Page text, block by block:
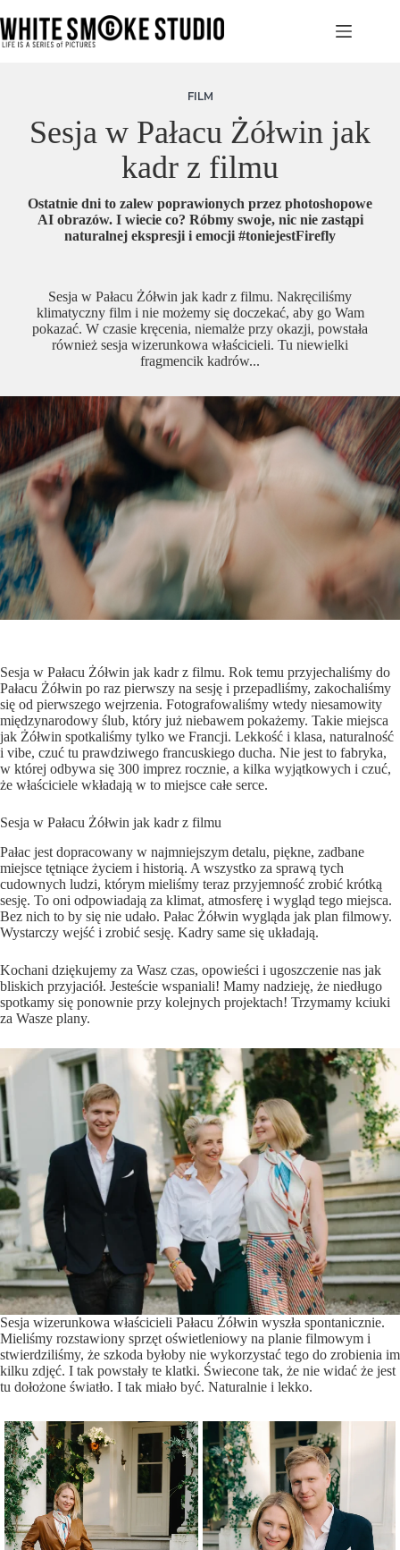
do
treści
FILM
Sesja w Pałacu Żółwin jak
kadr z filmu
Ostatnie dni to zalew poprawionych przez photoshopowe
AI obrazów. I wiecie co? Róbmy swoje, nic nie zastąpi
naturalnej ekspresji i emocji #toniejestFirefly
Sesja w Pałacu Żółwin jak kadr z filmu. Nakręciliśmy
klimatyczny film i nie możemy się doczekać, aby go Wam
pokazać. W czasie kręcenia, niemalże przy okazji, powstała
również sesja wizerunkowa właścicieli. Tu niewielki
fragmencik kadrów...
Sesja w Pałacu Żółwin jak kadr z filmu. Rok temu przyjechaliśmy do
Pałacu Żółwin po raz pierwszy na sesję i przepadliśmy, zakochaliśmy
się od pierwszego wejrzenia. Fotografowaliśmy wtedy niesamowity
międzynarodowy ślub, który już niebawem pokażemy. Takie miejsca
jak Żółwin spotkaliśmy tylko we Francji. Lekkość i klasa, naturalność
i vibe, czuć tu prawdziwego francuskiego ducha. Nie jest to fabryka,
w której odbywa się 300 imprez rocznie, a kilka wyjątkowych i czuć,
że właściciele wkładają w to miejsce całe serce.
Sesja w Pałacu Żółwin jak kadr z filmu
Pałac jest dopracowany w najmniejszym detalu, piękne, zadbane
miejsce tętniące życiem i historią. A wszystko za sprawą tych
cudownych ludzi, którym mieliśmy teraz przyjemność zrobić krótką
sesję. To oni odpowiadają za klimat, atmosferę i wygląd tego miejsca.
Bez nich to by się nie udało. Pałac Żółwin wygląda jak plan filmowy.
Wystarczy wejść i zrobić sesję. Kadry same się układają.
Kochani dziękujemy za Wasz czas, opowieści i ugoszczenie nas jak
bliskich przyjaciół. Jesteście wspaniali! Mamy nadzieję, że niedługo
spotkamy się ponownie przy kolejnych projektach! Trzymamy kciuki
za Wasze plany.
Sesja wizerunkowa właścicieli Pałacu Żółwin wyszła spontanicznie.
Mieliśmy rozstawiony sprzęt oświetleniowy na planie filmowym i
stwierdziliśmy, że szkoda byłoby nie wykorzystać tego do zrobienia im
kilku zdjęć. I tak powstały te klatki. Świecone tak, że nie widać że jest
tu dołożone światło. I tak miało być. Naturalnie i lekko.